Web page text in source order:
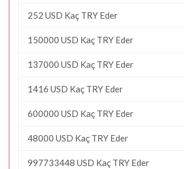
252 USD Kaç TRY Eder
150000 USD Kaç TRY Eder
137000 USD Kaç TRY Eder
1416 USD Kaç TRY Eder
600000 USD Kaç TRY Eder
48000 USD Kaç TRY Eder
997733448 USD Kaç TRY Eder